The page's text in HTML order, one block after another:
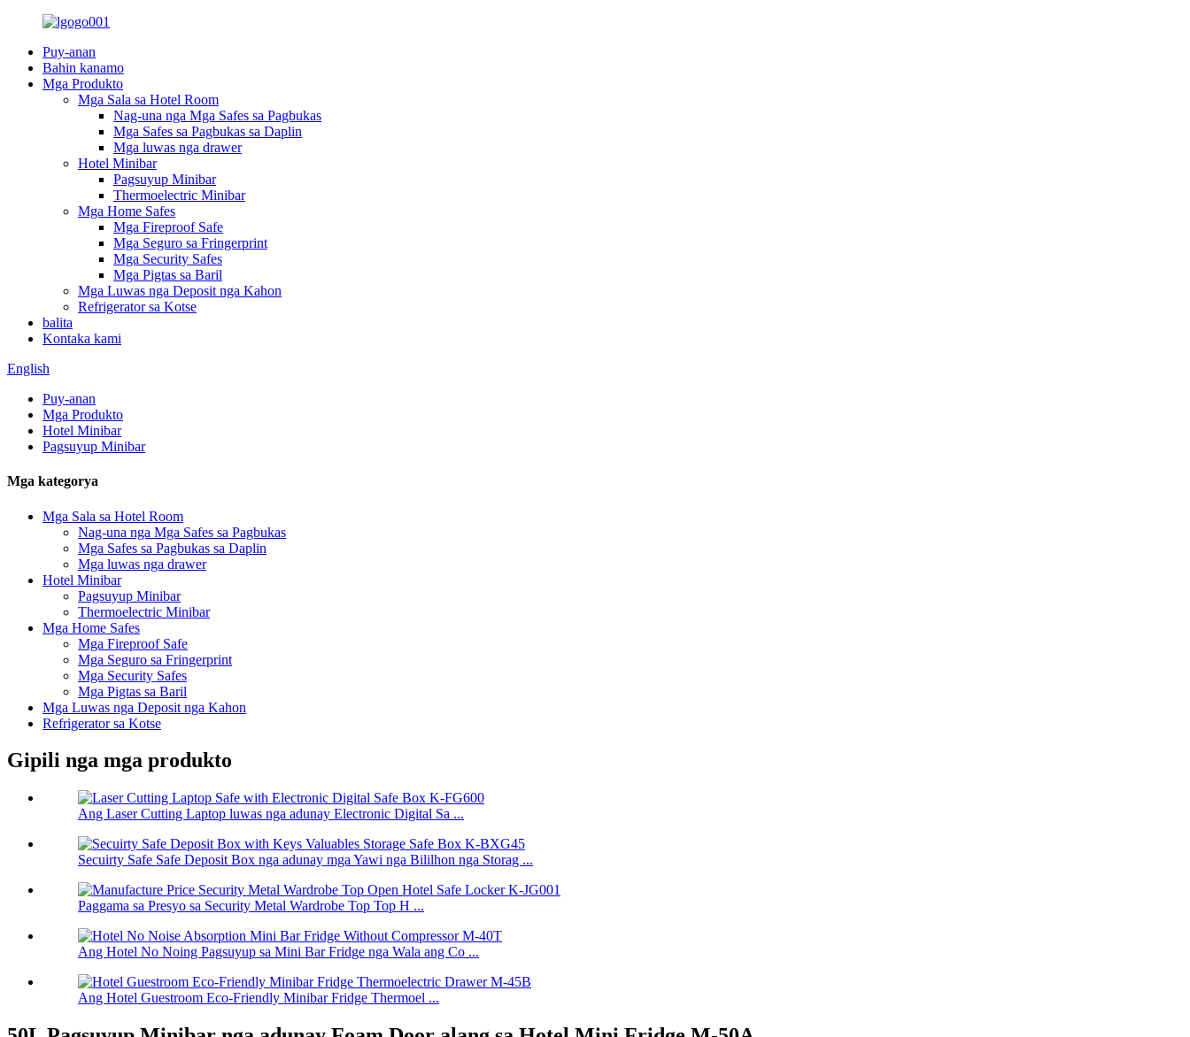
Puy-anan
Bahin kanamo
Mga Produkto
Mga Sala sa Hotel Room
Nag-una nga Mga Safes sa Pagbukas
Mga Safes sa Pagbukas sa Daplin
Mga luwas nga drawer
Hotel Minibar
Pagsuyup Minibar
Thermoelectric Minibar
Mga Home Safes
Mga Fireproof Safe
Mga Seguro sa Fringerprint
Mga Security Safes
Mga Pigtas sa Baril
Mga Luwas nga Deposit nga Kahon
Refrigerator sa Kotse
balita
Kontaka kami
English
Puy-anan
Mga Produkto
Hotel Minibar
Pagsuyup Minibar
Mga kategorya
Mga Sala sa Hotel Room
Nag-una nga Mga Safes sa Pagbukas
Mga Safes sa Pagbukas sa Daplin
Mga luwas nga drawer
Hotel Minibar
Pagsuyup Minibar
Thermoelectric Minibar
Mga Home Safes
Mga Fireproof Safe
Mga Seguro sa Fringerprint
Mga Security Safes
Mga Pigtas sa Baril
Mga Luwas nga Deposit nga Kahon
Refrigerator sa Kotse
Gipili nga mga produkto
Ang Laser Cutting Laptop luwas nga adunay Electronic Digital Sa ...
Secuirty Safe Safe Deposit Box nga adunay mga Yawi nga Bililhon nga Storag ...
Paggama sa Presyo sa Security Metal Wardrobe Top Top H ...
Ang Hotel No Noing Pagsuyup sa Mini Bar Fridge nga Wala ang Co ...
Ang Hotel Guestroom Eco-Friendly Minibar Fridge Thermoel ...